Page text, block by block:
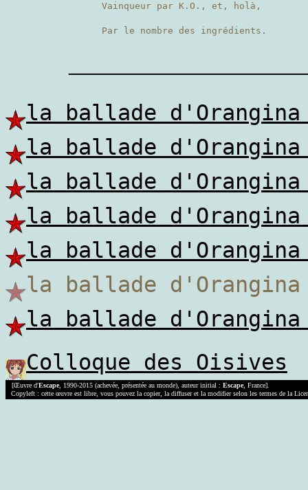
Vainqueur par K.O., et, holà,
Par le nombre des ingrédients.
la ballade
la ballade
la ballade
la ballade
la ballade
la ballade
la ballade
Colloque des Oisives
[Œuvre d'Escape, 1990-2015 (achevée, présentée au monde), auteur initial :Escape, France].
Copyleft : cette œuvre est libre, vous pouvez la copier, la diffuser et la modifier selon les termes de la